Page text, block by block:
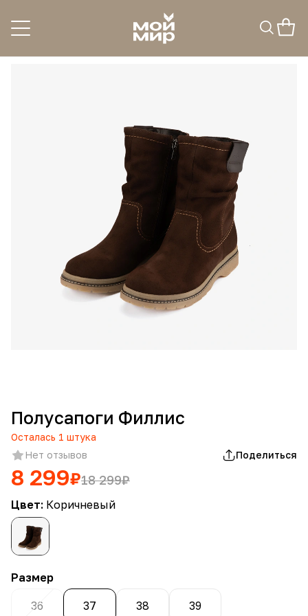
Полусапоги Филлис
Осталась 1 штука
Нет отзывов
Поделиться
8 299₽18 299₽
Цвет: Коричневый
Размер
36 37 38 39